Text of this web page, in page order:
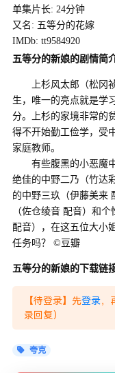
单集片长: 24分钟
又名: 五等分的花嫁
IMDb: tt9584920
五等分的新娘的剧情简介
上杉风太郎（松冈祯
生，唯一的亮点就是学
分。上杉的家境非常的
得不开始勤工俭学，受
家庭教师。
有些腹黑的小恶魔中
绝佳的中野二乃（竹达
的中野三玖（伊藤美来
（佐仓绫音 配音）和
配音），在这五位大小
任务吗？ ©豆瓣
五等分的新娘的下载链接
【待登录】先登录，
录回复）
夸克